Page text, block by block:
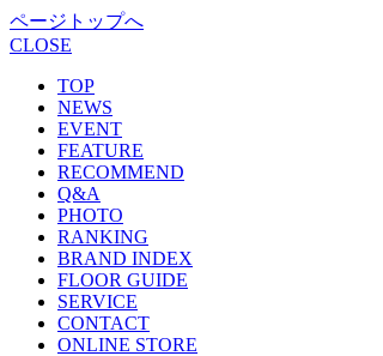
ページトップへ
CLOSE
TOP
NEWS
EVENT
FEATURE
RECOMMEND
Q&A
PHOTO
RANKING
BRAND INDEX
FLOOR GUIDE
SERVICE
CONTACT
ONLINE STORE